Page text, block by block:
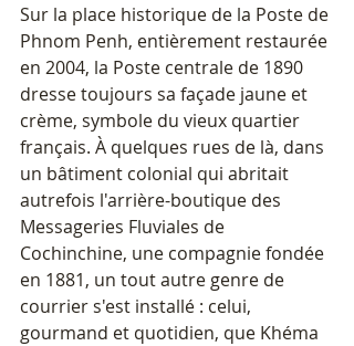
Sur la place historique de la Poste de
Phnom Penh, entièrement restaurée
en 2004, la Poste centrale de 1890
dresse toujours sa façade jaune et
crème, symbole du vieux quartier
français. À quelques rues de là, dans
un bâtiment colonial qui abritait
autrefois l'arrière-boutique des
Messageries Fluviales de
Cochinchine, une compagnie fondée
en 1881, un tout autre genre de
courrier s'est installé : celui,
gourmand et quotidien, que Khéma